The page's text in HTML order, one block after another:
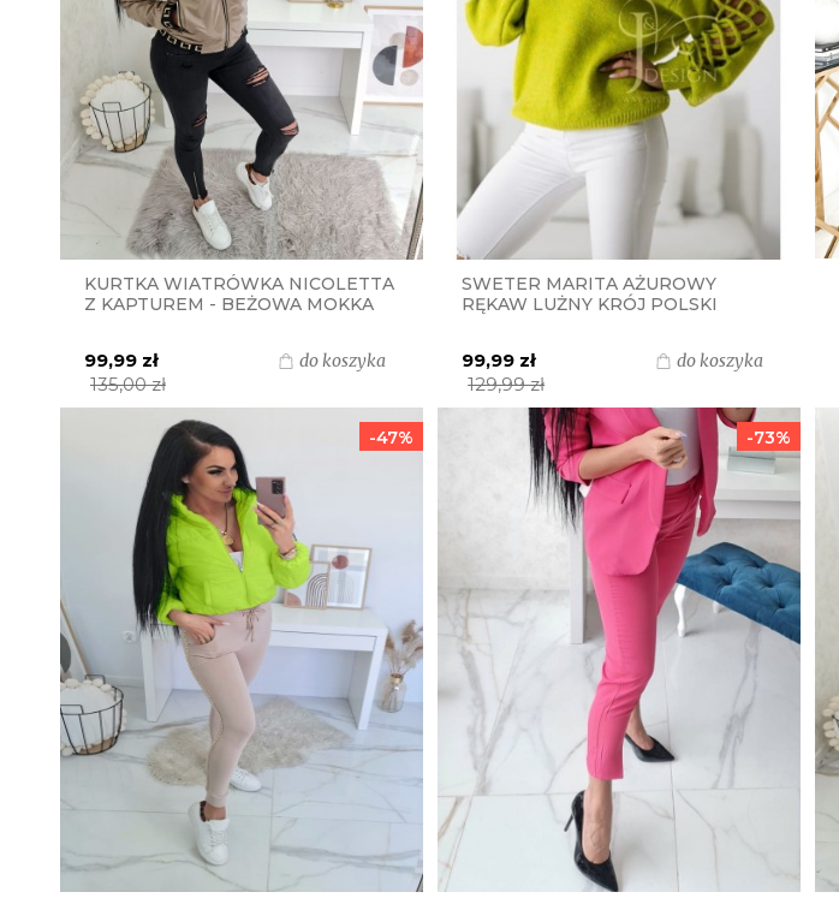
KURTKA WIATRÓWKA NICOLETTA
Z KAPTUREM - BEŻOWA MOKKA
99,99 zł
135,00 zł
do koszyka
SWETER MARITA AŻUROWY
RĘKAW LUŻNY KRÓJ POLSKI
99,99 zł
129,99 zł
do koszyka
-47% -73%